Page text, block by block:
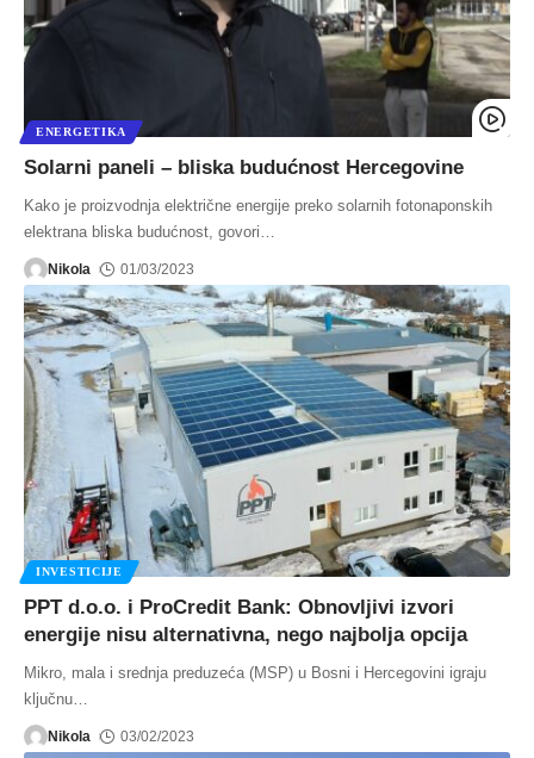
ENERGETIKA
Solarni paneli – bliska budućnost Hercegovine
Kako je proizvodnja električne energije preko solarnih fotonaponskih
elektrana bliska budućnost, govori
Nikola 01/03/2023
INVESTICIJE
PPT d.o.o. i ProCredit Bank: Obnovljivi izvori
energije nisu alternativna, nego najbolja opcija
Mikro, mala i srednja preduzeća (MSP) u Bosni i Hercegovini igraju
ključnu
Nikola 03/02/2023